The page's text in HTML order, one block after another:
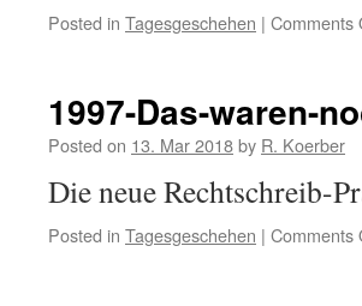
Posted in Tagesgeschehen | Comments
1997-Das-waren-
Posted on 13. Mar 2018by R. Koerber
Die neue Rechtschreib-
Posted in Tagesgeschehen | Comments